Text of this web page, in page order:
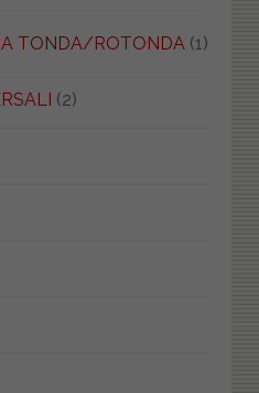
TONDA/ROTONDA (1)
(2)